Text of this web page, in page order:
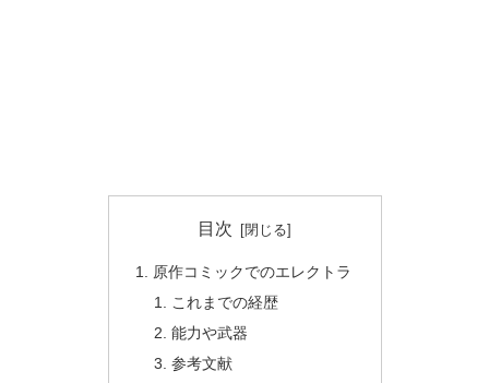
目次
原作コミックでのエレクトラ
これまでの経歴
能力や武器
参考文献